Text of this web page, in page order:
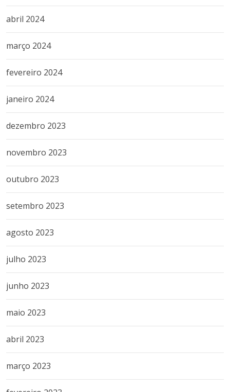
abril 2024
março 2024
fevereiro 2024
janeiro 2024
dezembro 2023
novembro 2023
outubro 2023
setembro 2023
agosto 2023
julho 2023
junho 2023
maio 2023
abril 2023
março 2023